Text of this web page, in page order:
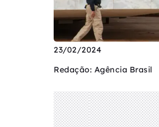
23/02/2024
Redação: Agência Brasil